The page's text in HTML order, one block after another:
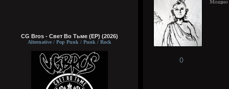
CG Bros - Свет Во Тьме (EP) (2026)
Alternative / Pop Punk / Punk / Rock
Мощно
0